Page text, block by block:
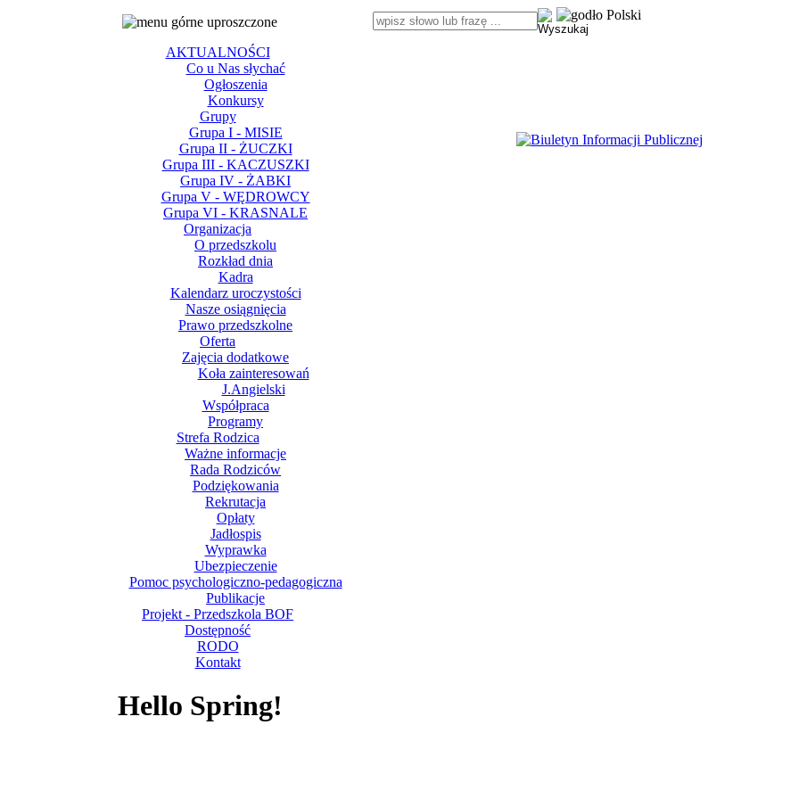
Wpisz słowo lub frazę
menu górne (uproszczone)
AKTUALNOŚCI
Co u Nas słychać
Ogłoszenia
Konkursy
Grupy
Grupa I - MISIE
Grupa II - ŻUCZKI
Grupa III - KACZUSZKI
Grupa IV - ŻABKI
Grupa V - WĘDROWCY
Grupa VI - KRASNALE
Organizacja
O przedszkolu
Rozkład dnia
Kadra
Kalendarz uroczystości
Nasze osiągnięcia
Prawo przedszkolne
Oferta
Zajęcia dodatkowe
Koła zainteresowań
J.Angielski
Współpraca
Programy
Strefa Rodzica
Ważne informacje
Rada Rodziców
Podziękowania
Rekrutacja
Opłaty
Jadłospis
Wyprawka
Ubezpieczenie
Pomoc psychologiczno-pedagogiczna
Publikacje
Projekt - Przedszkola BOF
Dostępność
RODO
Kontakt
Hello Spring!